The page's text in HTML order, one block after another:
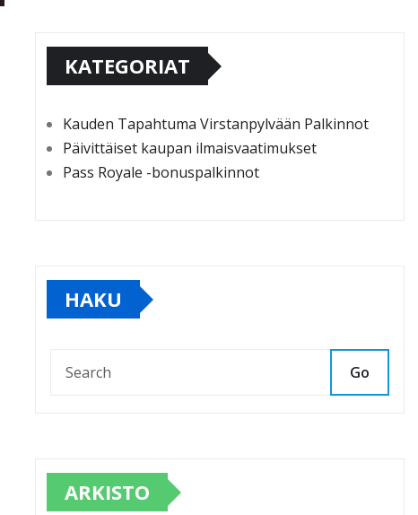
KATEGORIAT
Kauden Tapahtuma Virstanpylvään Palkinnot
Päivittäiset kaupan ilmaisvaatimukset
Pass Royale -bonuspalkinnot
HAKU
Go
ARKISTO